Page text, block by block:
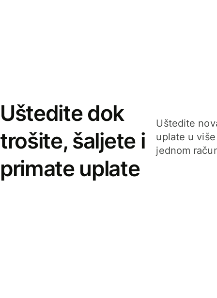
Uštedite dok
trošite, šaljete i
primate uplate
Uštedite
uplate u
jednom